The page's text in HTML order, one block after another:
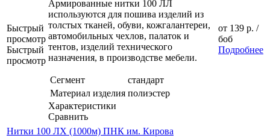
Быстрый
просмотр
Быстрый
просмотр
Армированные нитки 100 ЛЛ
используются для пошива изделий из
толстых тканей, обуви, кожгалантереи,
автомобильных чехлов, палаток и
тентов, изделий технического
назначения, в производстве мебели.
Сегмент
стандарт
Материал изделия полиэстер
Характеристики
Сравнить
от 139 р. /
боб
Подробнее
Нитки 100 ЛХ (1000м) ПНК им. Кирова